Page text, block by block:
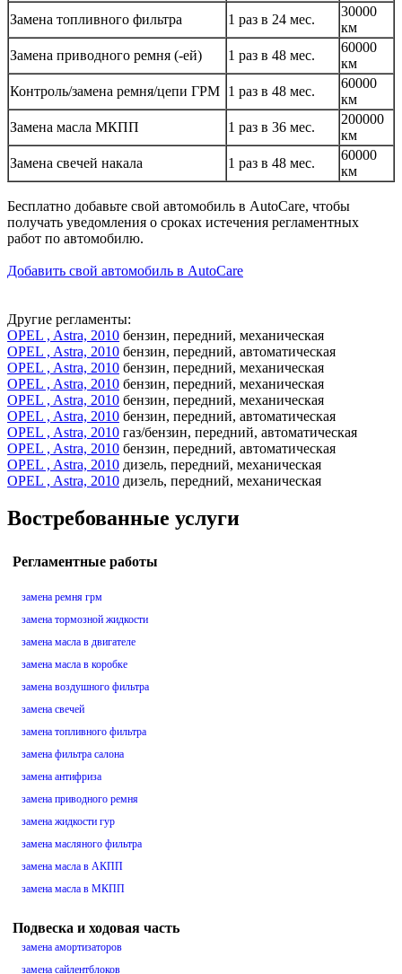
Замена топливного фильтра
1 раз в 24 мес.
30000
км
Замена приводного ремня (-ей)
1 раз в 48 мес.
60000
км
Контроль/замена ремня/цепи ГРМ 1 раз в 48 мес.
60000
км
Замена масла МКПП
1 раз в 36 мес.
200000
км
Замена свечей накала
1 раз в 48 мес.
60000
км
Бесплатно добавьте свой автомобиль в AutoCare, чтобы
получать уведомления о сроках истечения регламентных
работ по автомобилю.
Добавить свой автомобиль в AutoCare
Другие регламенты:
OPEL , Astra, 2010 бензин, передний, механическая
OPEL , Astra, 2010 бензин, передний, автоматическая
OPEL , Astra, 2010 бензин, передний, механическая
OPEL , Astra, 2010 бензин, передний, механическая
OPEL , Astra, 2010 бензин, передний, механическая
OPEL , Astra, 2010 бензин, передний, автоматическая
OPEL , Astra, 2010 газ/бензин, передний, автоматическая
OPEL , Astra, 2010 бензин, передний, автоматическая
OPEL , Astra, 2010 дизель, передний, механическая
OPEL , Astra, 2010 дизель, передний, механическая
Востребованные услуги
Регламентные работы
замена ремня грм
замена тормозной жидкости
замена масла в двигателе
замена масла в коробке
замена воздушного фильтра
замена свечей
замена топливного фильтра
замена фильтра салона
замена антифриза
замена приводного ремня
замена жидкости гур
замена масляного фильтра
замена масла в АКПП
замена масла в МКПП
Подвеска и ходовая часть
замена амортизаторов
замена сайлентблоков